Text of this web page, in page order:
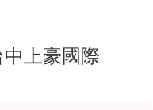
中上豪國際